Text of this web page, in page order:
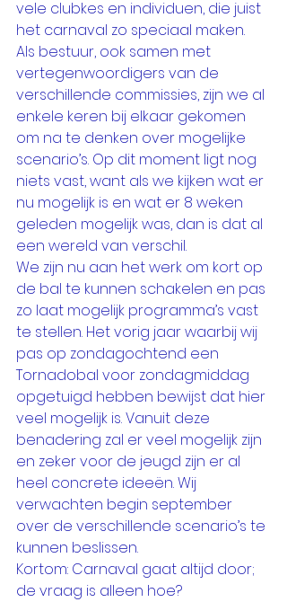
vele clubkes en individuen, die juist
het carnaval zo speciaal maken.
Als bestuur, ook samen met
vertegenwoordigers van de
verschillende commissies, zijn we al
enkele keren bij elkaar gekomen
om na te denken over mogelijke
scenario’s. Op dit moment ligt nog
niets vast, want als we kijken wat er
nu mogelijk is en wat er 8 weken
geleden mogelijk was, dan is dat al
een wereld van verschil.
We zijn nu aan het werk om kort op
de bal te kunnen schakelen en pas
zo laat mogelijk programma’s vast
te stellen. Het vorig jaar waarbij wij
pas op zondagochtend een
Tornadobal voor zondagmiddag
opgetuigd hebben bewijst dat hier
veel mogelijk is. Vanuit deze
benadering zal er veel mogelijk zijn
en zeker voor de jeugd zijn er al
heel concrete ideeën. Wij
verwachten begin september
over de verschillende scenario’s te
kunnen beslissen.
Kortom: Carnaval gaat altijd door;
de vraag is alleen hoe?